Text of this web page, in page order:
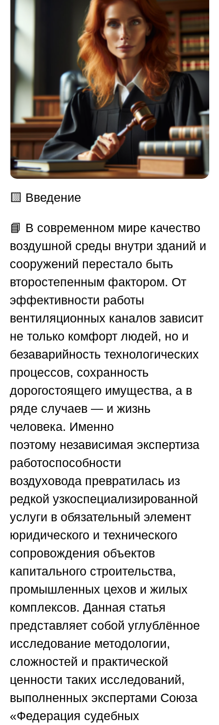
🟨 Введение
📘 В современном мире качество
воздушной среды внутри зданий и
сооружений перестало быть
второстепенным фактором. От
эффективности работы
вентиляционных каналов зависит
не только комфорт людей, но и
безаварийность технологических
процессов, сохранность
дорогостоящего имущества, а в
ряде случаев — и жизнь
человека. Именно
поэтому независимая экспертиза
работоспособности
воздуховода превратилась из
редкой узкоспециализированной
услуги в обязательный элемент
юридического и технического
сопровождения объектов
капитального строительства,
промышленных цехов и жилых
комплексов. Данная статья
представляет собой углублённое
исследование методологии,
сложностей и практической
ценности таких исследований,
выполненных экспертами Союза
«Федерация судебных